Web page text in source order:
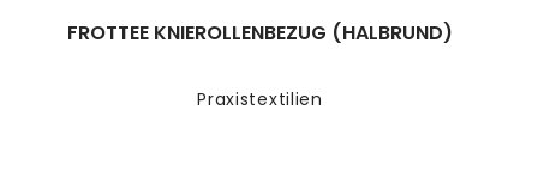
Praxistextilien
FROTTEE KNIEROLLENBEZUG (HALBRUND)